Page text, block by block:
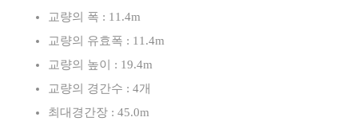
교량의 폭 : 11.4m
교량의 유효폭 : 11.4m
교량의 높이 : 19.4m
교량의 경간수 : 4개
최대경간장 : 45.0m